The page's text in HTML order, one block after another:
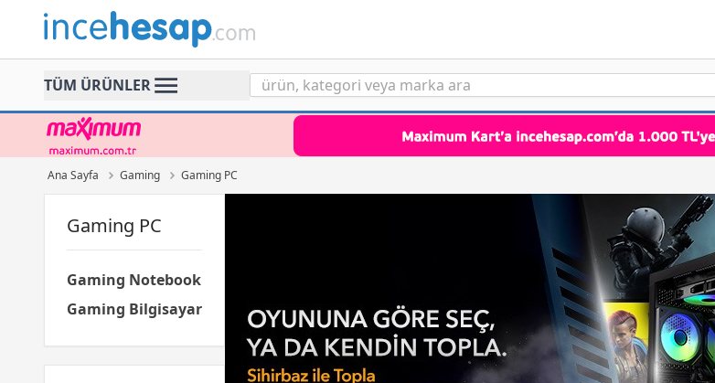
Incehesap
TÜM ÜRÜNLER
Ana Sayfa Gaming Gaming PC
Gaming PC
Gaming Notebook
Gaming Bilgisayar